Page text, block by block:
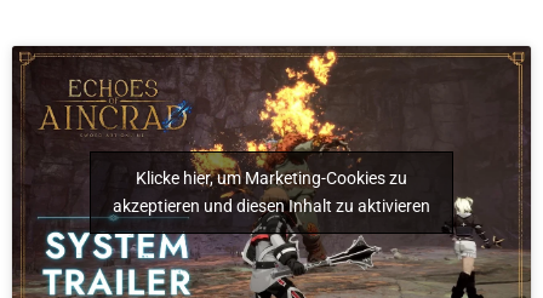
Klicke hier, um Marketing-Cookies zu
akzeptieren und diesen Inhalt zu aktivieren